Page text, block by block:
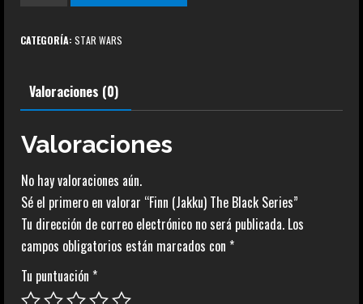
Black
cantidad
CATEGORÍA: STAR WARS
Valoraciones (0)
Valoraciones
No hay valoraciones aún.
Sé el primero en valorar “Finn (Jakku) The Black Series”
Tu dirección de correo electrónico no será publicada. Los
campos obligatorios están marcados con *
Tu puntuación *